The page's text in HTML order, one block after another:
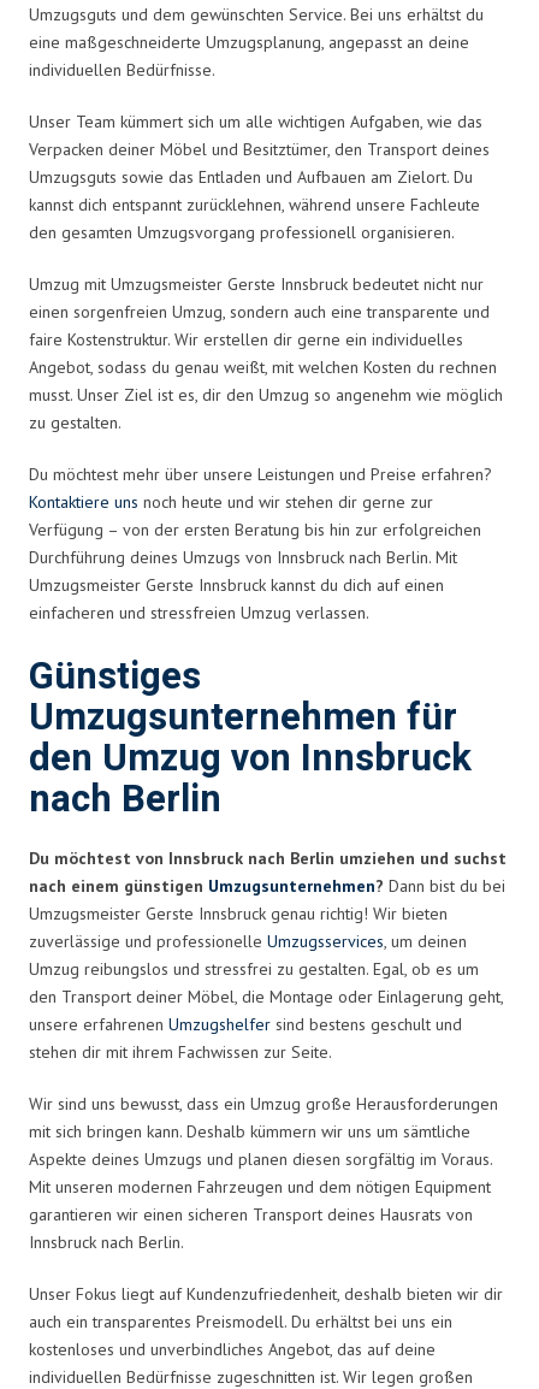
Umzugsguts und dem gewünschten Service. Bei uns erhältst du
eine maßgeschneiderte Umzugsplanung, angepasst an deine
individuellen Bedürfnisse.
Unser Team kümmert sich um alle wichtigen Aufgaben, wie das
Verpacken deiner Möbel und Besitztümer, den Transport deines
Umzugsguts sowie das Entladen und Aufbauen am Zielort. Du
kannst dich entspannt zurücklehnen, während unsere Fachleute
den gesamten Umzugsvorgang professionell organisieren.
Umzug mit Umzugsmeister Gerste Innsbruck bedeutet nicht nur
einen sorgenfreien Umzug, sondern auch eine transparente und
faire Kostenstruktur. Wir erstellen dir gerne ein individuelles
Angebot, sodass du genau weißt, mit welchen Kosten du rechnen
musst. Unser Ziel ist es, dir den Umzug so angenehm wie möglich
zu gestalten.
Du möchtest mehr über unsere Leistungen und Preise erfahren?
Kontaktiere uns noch heute und wir stehen dir gerne zur
Verfügung – von der ersten Beratung bis hin zur erfolgreichen
Durchführung deines Umzugs von Innsbruck nach Berlin. Mit
Umzugsmeister Gerste Innsbruck kannst du dich auf einen
einfacheren und stressfreien Umzug verlassen.
Günstiges
Umzugsunternehmen für
den Umzug von Innsbruck
nach Berlin
Du möchtest von Innsbruck nach Berlin umziehen und suchst
nach einem günstigen Umzugsunternehmen? Dann bist du bei
Umzugsmeister Gerste Innsbruck genau richtig! Wir bieten
zuverlässige und professionelle Umzugsservices, um deinen
Umzug reibungslos und stressfrei zu gestalten. Egal, ob es um
den Transport deiner Möbel, die Montage oder Einlagerung geht,
unsere erfahrenen Umzugshelfer sind bestens geschult und
stehen dir mit ihrem Fachwissen zur Seite.
Wir sind uns bewusst, dass ein Umzug große Herausforderungen
mit sich bringen kann. Deshalb kümmern wir uns um sämtliche
Aspekte deines Umzugs und planen diesen sorgfältig im Voraus.
Mit unseren modernen Fahrzeugen und dem nötigen Equipment
garantieren wir einen sicheren Transport deines Hausrats von
Innsbruck nach Berlin.
Unser Fokus liegt auf Kundenzufriedenheit, deshalb bieten wir dir
auch ein transparentes Preismodell. Du erhältst bei uns ein
kostenloses und unverbindliches Angebot, das auf deine
individuellen Bedürfnisse zugeschnitten ist. Wir legen großen